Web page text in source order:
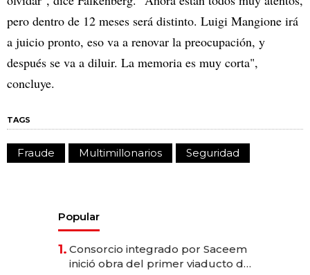
pero dentro de 12 meses será distinto. Luigi Mangione irá
a juicio pronto, eso va a renovar la preocupación, y
después se va a diluir. La memoria es muy corta",
concluye.
TAGS
Fraude Multimillonarios Seguridad
Popular
1. Consorcio integrado por Saceem
inició obra del primer viaducto de